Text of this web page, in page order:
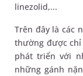
linezolid,...
Trên đây là các
thường được chỉ
phát triển với
những gánh